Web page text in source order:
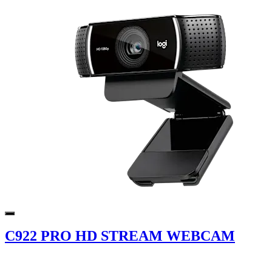
C922 PRO HD STREAM WEBCAM